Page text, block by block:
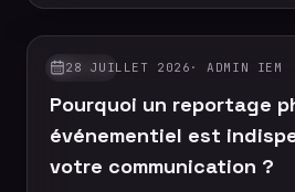
photographe événementiel
anticiper ces moments décisifs
votre événement à travers un
moments incontournables
photo ne devrait manquer.
GUIDES
28 JUILLET 2026 ·ADMIN IEM
Pourquoi un reportage
événementiel est
votre communication ?